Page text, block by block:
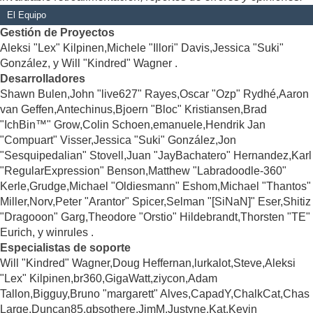
El Equipo
Gestión de Proyectos
Aleksi "Lex" Kilpinen,Michele "Illori" Davis,Jessica "Suki"
González, y Will "Kindred" Wagner .
Desarrolladores
Shawn Bulen,John "live627" Rayes,Oscar "Ozp" Rydhé,Aaron
van Geffen,Antechinus,Bjoern "Bloc" Kristiansen,Brad
"IchBin™" Grow,Colin Schoen,emanuele,Hendrik Jan
"Compuart" Visser,Jessica "Suki" González,Jon
"Sesquipedalian" Stovell,Juan "JayBachatero" Hernandez,Karl
"RegularExpression" Benson,Matthew "Labradoodle-360"
Kerle,Grudge,Michael "Oldiesmann" Eshom,Michael "Thantos"
Miller,Norv,Peter "Arantor" Spicer,Selman "[SiNaN]" Eser,Shitiz
"Dragooon" Garg,Theodore "Orstio" Hildebrandt,Thorsten "TE"
Eurich, y winrules .
Especialistas de soporte
Will "Kindred" Wagner,Doug Heffernan,lurkalot,Steve,Aleksi
"Lex" Kilpinen,br360,GigaWatt,ziycon,Adam
Tallon,Bigguy,Bruno "margarett" Alves,CapadY,ChalkCat,Chas
Large,Duncan85,gbsothere,JimM,Justyne,Kat,Kevin